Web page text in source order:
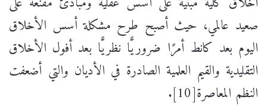
صعيد عالمي، حيث أصبح طرح مشكلة أسس الأخلاق
اليوم بعد كانط أمرًا ضروريًّا نظريًّا بعد أفول الأخلاق
التقليدية والقيم العلمية الصادرة في الأديان والتي أضعفت
النظم المعاصرة[10].